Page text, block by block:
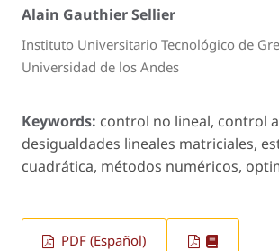
Alain Gauthier Sellier
Instituto Universitario Tecnológico de
Universidad de los Andes
Keywords: control no lineal, control
desigualdades lineales matriciales,
cuadrática, métodos numéricos,
PDF (Español)